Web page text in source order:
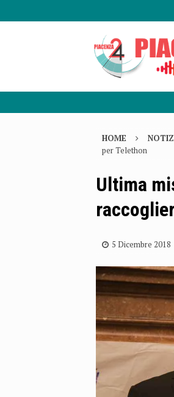
HOME
per Telethon
Ultima
5 Dicembre 2018